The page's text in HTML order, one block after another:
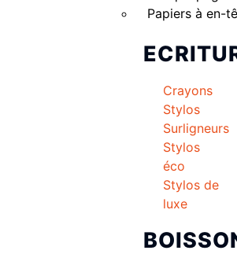
Papiers à en-
Crayons
Stylos
Surligneurs
Stylos
éco
Stylos de
luxe